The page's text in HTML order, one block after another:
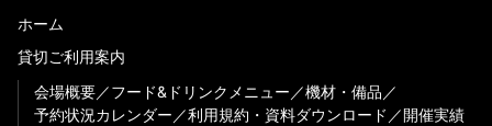
ホーム
貸切ご利用案内
会場概要
フード&ドリンクメニュー
機材・備品
予約状況カレンダー
利用規約・資料ダウンロード 開催実績